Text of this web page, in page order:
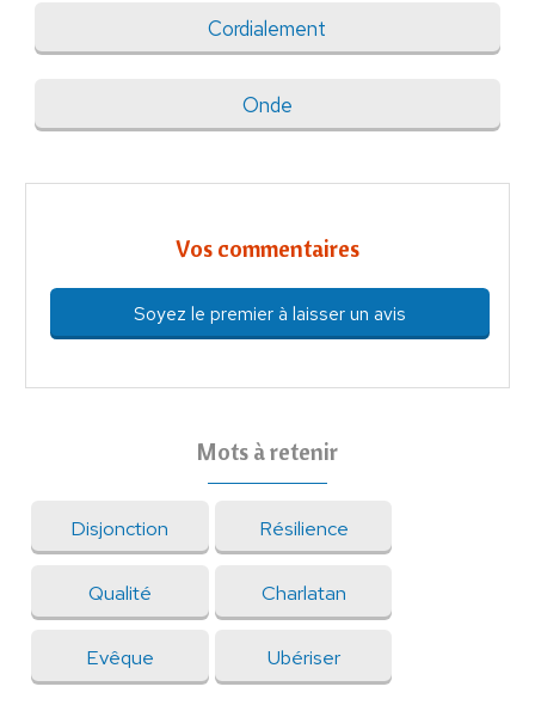
Cordialement
Onde
Vos commentaires
Soyez le premier à laisser un avis
Mots à retenir
Disjonction Résilience
Qualité Charlatan
Evêque Ubériser